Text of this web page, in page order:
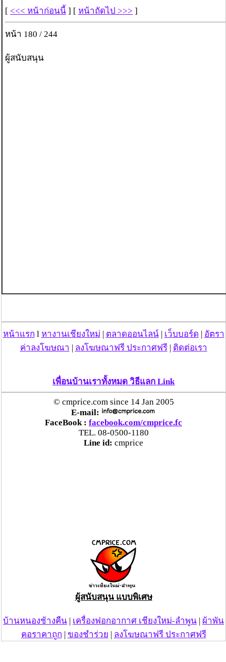
[ <<< หน้าก่อนนี้ ] [ หน้าถัดไป >>> ]
หน้า 180 / 244
ผู้สนับสนุน
หน้าแรก l หางานเชียงใหม่ | ตลาดออนไลน์| เว็บบอร์ด | อัตรา
ค่าลงโฆษณา | ลงโฆษณาฟรี ประกาศฟรี| ติดต่อเรา
เพื่อนบ้านเราทั้งหมด วิธีแลก Link
© cmprice.com since 14 Jan 2005
E-mail:
FaceBook : facebook.com/cmprice.fc
TEL. 08-0500-1180
Line id: cmprice
ผู้สนับสนุน แบบพิเศษ
บ้านหนองช้างคืน | เครื่องฟอกอากาศ เชียงใหม่-ลำพูน | ผ้าพัน
คอราคาถูก | ของชำร่วย | ลงโฆษณาฟรี ประกาศฟรี